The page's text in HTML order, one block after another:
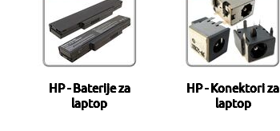
HP - Baterije za
laptop
HP - Konektori za
laptop